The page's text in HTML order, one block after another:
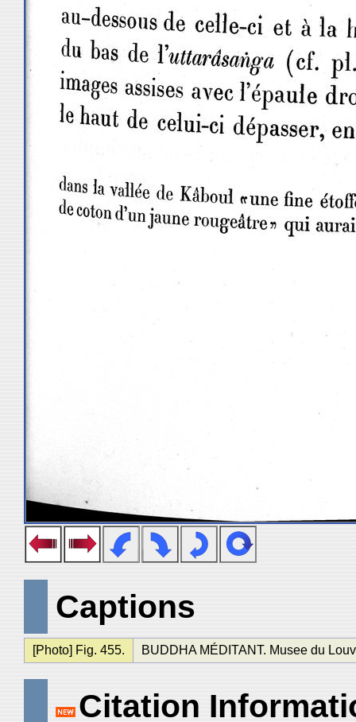
Captions
[Photo] Fig. 455. BUDDHA MÉDITANT. Musee du
Citation